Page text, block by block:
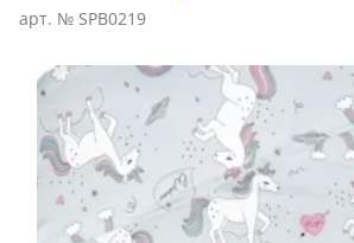
арт. № SPB0219